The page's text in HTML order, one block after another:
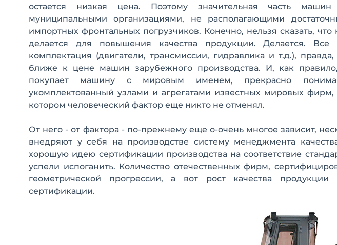
остается низкая цена. Поэтому значительная часть машин
муниципальными организациями, не располагающими
импортных фронтальных погрузчиков. Конечно, нельзя сказать, что
делается для повышения качества продукции. Делается. Все
комплектация (двигатели, трансмиссии, гидравлика и т.д.),
ближе к цене машин зарубежного производства. И, как
покупает машину с мировым именем, прекрасно
укомплектованный узлами и агрегатами известных мировых
котором человеческий фактор еще никто не отменял.
От него - от фактора - по-прежнему еще о-очень многое зависит,
внедряют у себя на производстве систему менеджмента
хорошую идею сертификации производства на соответствие
успели испоганить. Количество отечественных фирм,
геометрической прогрессии, а вот рост качества
сертификации.